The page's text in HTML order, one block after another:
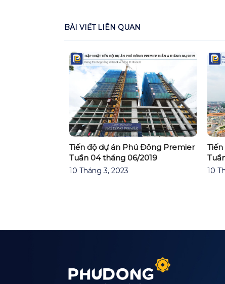
BÀI VIẾT LIÊN QUAN
Tiến độ dự án Phú Đông Premier
Tuần 04 tháng 06/2019
10 Tháng 3, 2023 10